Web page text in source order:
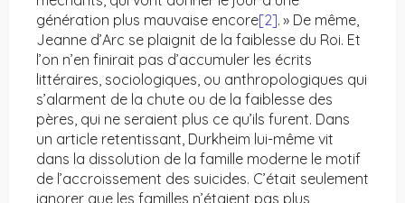
génération plus mauvaise encore[2]. » De même,
Jeanne d’Arc se plaignit de la faiblesse du Roi. Et
l’on n’en finirait pas d’accumuler les écrits
littéraires, sociologiques, ou anthropologiques qui
s’alarment de la chute ou de la faiblesse des
pères, qui ne seraient plus ce qu’ils furent. Dans
un article retentissant, Durkheim lui-même vit
dans la dissolution de la famille moderne le motif
de l’accroissement des suicides. C’était seulement
ignorer que les familles n’étaient pas plus